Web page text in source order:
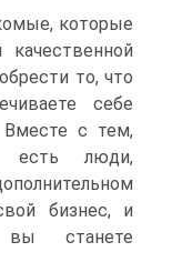
которые
качественной
то, что
себе
Вместе с тем,
есть люди,
бизнес, и
станете